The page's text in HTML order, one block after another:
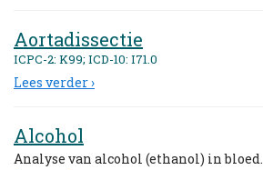
Aortadissectie
ICPC-2: K99; ICD-10: I71.0
Lees verder ›
Alcohol
Analyse van alcohol (ethanol) in bloed.